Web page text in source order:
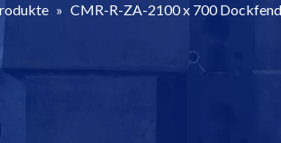
» CMR-R-ZA-2100 x 700